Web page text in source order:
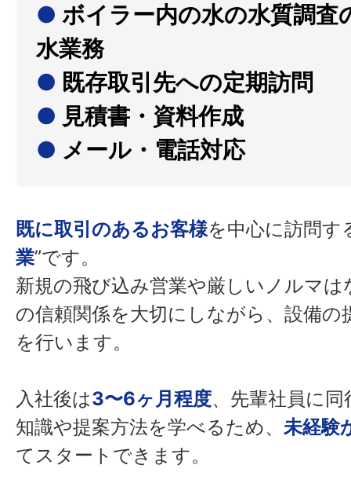
● ボイラー内の水の水質調査
水業務
● 既存取引先への定期訪問
● 見積書・資料作成
● メール・電話対応
既に取引のあるお客様を中心に訪問す
業”です。
新規の飛び込み営業や厳しいノルマは
の信頼関係を大切にしながら、設備の
を行います。
入社後は3〜6ヶ月程度、先輩社員に
知識や提案方法を学べるため、 未経験
てスタートできます。